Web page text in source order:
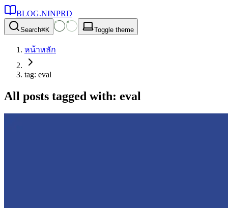
BLOG.NINPRD
Search⌘K Toggle theme
หน้าหลัก
tag: eval
All posts tagged with: eval